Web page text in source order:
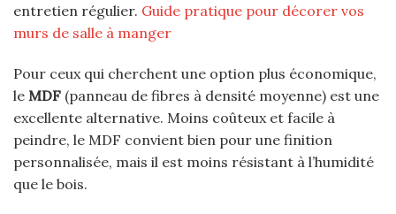
entretien régulier. Guide pratique pour décorer vos
murs de salle à manger
Pour ceux qui cherchent une option plus économique,
le MDF (panneau de fibres à densité moyenne) est une
excellente alternative. Moins coûteux et facile à
peindre, le MDF convient bien pour une finition
personnalisée, mais il est moins résistant à l’humidité
que le bois.